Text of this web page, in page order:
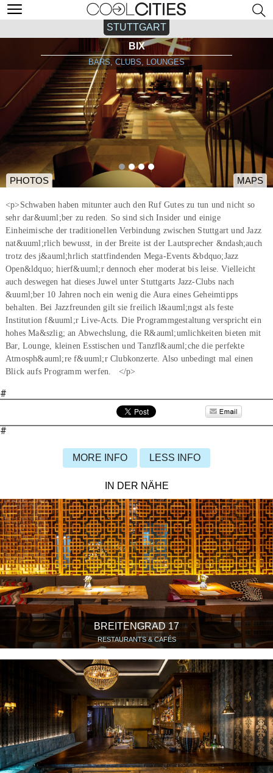
STUTTGART
BIX
BARS, CLUBS, LOUNGES
PHOTOS MAPS
<p>Schwaben haben mitunter auch den Ruf Gutes zu tun und nicht so
sehr dar&uuml;ber zu reden. So sind sich Insider und einige
Einheimische der traditionellen Verbindung zwischen Stuttgart und Jazz
nat&uuml;rlich bewusst, in der Breite ist der Lautsprecher &ndash;auch
trotz des j&auml;hrlich stattfindenden Mega-Events &bdquo;Jazz
Open&ldquo; hierf&uuml;r dennoch eher moderat bis leise. Vielleicht
auch deswegen hat dieses Juwel unter Stuttgarts Jazz-Clubs nach
&uuml;ber 10 Jahren noch ein wenig die Aura eines Geheimtipps
behalten. Bei Jazzfreunden gilt sie freilich l&auml;ngst als feste
Institution f&uuml;r Live-Acts. Die Programmgestaltung verspricht ein
hohes Ma&szlig; an Abwechslung, die R&auml;umlichkeiten bieten mit
Bar, Lounge, kleinen Esstischen und Tanzfl&auml;che die perfekte
Atmosph&auml;re f&uuml;r Clubkonzerte. Also unbedingt mal einen
Blick aufs Programm werfen. </p>
#
#
MORE INFO LESS INFO
IN DER NÄHE
BREITENGRAD 17
RESTAURANTS & CAFÉS